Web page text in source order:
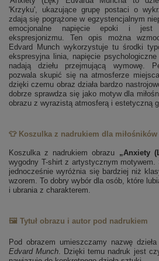
'Krzyku', ukazujące grupę postaci o
zdają się pogrążone w egzystencjalnym
emocjonalne napięcie epoki i jest
ekspresjonizmu. Ten opis można
Edvard Munch wykorzystuje tu środki
ekspresyjna linia, napięcie
nadają dziełu przejmującą wymowę.
pozwala skupić się na atmosferze
dzięki czemu obraz działa bardzo
dobrze sprawdza się jako motyw dla
obrazu z wyrazistą atmosferą i estetyczną
👕 Koszulka z nadrukiem dla
Koszulka z nadrukiem obrazu „Anxiety
wygodny T-shirt z artystycznym
jednocześnie wyróżnia się bardziej niż
wzorem. To dobry wybór dla osób, które
i ubrania z charakterem.
🖼️ Tytuł obrazu i autor pod nadrukiem
Pod obrazem umieszczamy nazwę
Edvard Munch. Dzięki temu nadruk jest